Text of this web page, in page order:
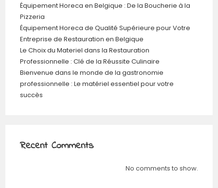
Équipement Horeca en Belgique : De la Boucherie à la
Pizzeria
Équipement Horeca de Qualité Supérieure pour Votre
Entreprise de Restauration en Belgique
Le Choix du Materiel dans la Restauration
Professionnelle : Clé de la Réussite Culinaire
Bienvenue dans le monde de la gastronomie
professionnelle : Le matériel essentiel pour votre
succès
Recent Comments
No comments to show.